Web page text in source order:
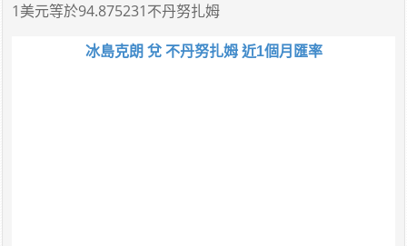
1美元等於94.875231不丹努扎姆
冰島克朗 兌 不丹努扎姆 近1個月匯率